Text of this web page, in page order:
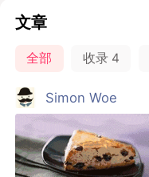
文章
全部 收录 4
Simon Woe